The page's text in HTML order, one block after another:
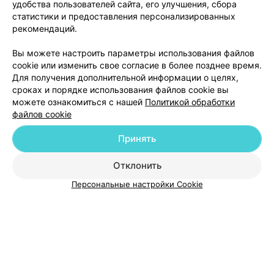
Мозмедцентр
Мозырь, Ленинская, 19
Добавить компанию
Добавить специалиста
удобства пользователей сайта, его улучшения, сбора
статистики и предоставления персонализированных
рекомендаций.
Вы можете настроить параметры использования файлов
cookie или изменить свое согласие в более позднее время.
Для получения дополнительной информации о целях,
сроках и порядке использования файлов cookie вы
можете ознакомиться с нашей Политикой обработки
файлов cookie
Отклонить
Принять
Персональные настройки Cookie